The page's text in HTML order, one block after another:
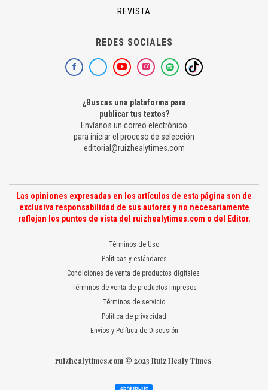
REVISTA
REDES SOCIALES
¿Buscas una plataforma para
publicar tus textos?
Envíanos un correo electrónico
para iniciar el proceso de selección
editorial@ruizhealytimes.com
Las opiniones expresadas en los artículos de esta página son de
exclusiva responsabilidad de sus autores y no necesariamente
reflejan los puntos de vista del ruizhealytimes.com o del Editor.
Términos de Uso
Políticas y estándares
Condiciones de venta de productos digitales
Términos de venta de productos impresos
Términos de servicio
Política de privacidad
Envíos y Política de Discusión
ruizhealytimes.com © 2023 Ruiz Healy Times